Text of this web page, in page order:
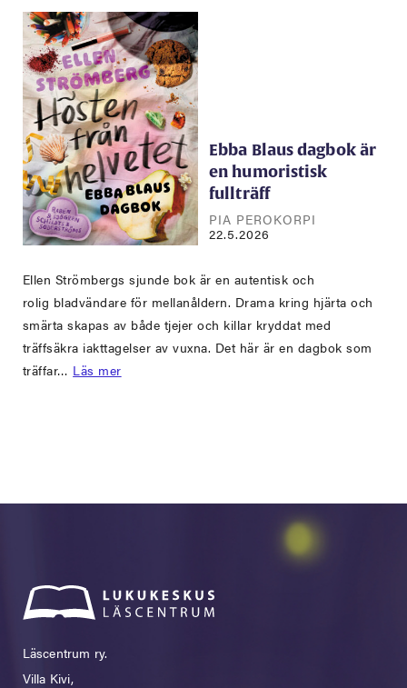
Ebba Blaus dagbok är
en humoristisk
fullträff
PIA PEROKORPI
22.5.2026
Ellen Strömbergs sjunde bok är en autentisk och
rolig bladvändare för mellanåldern. Drama kring hjärta och
smärta skapas av både tjejer och killar kryddat med
träffsäkra iakttagelser av vuxna. Det här är en dagbok som
träffar… Läs mer
Läscentrum ry.
Villa Kivi,